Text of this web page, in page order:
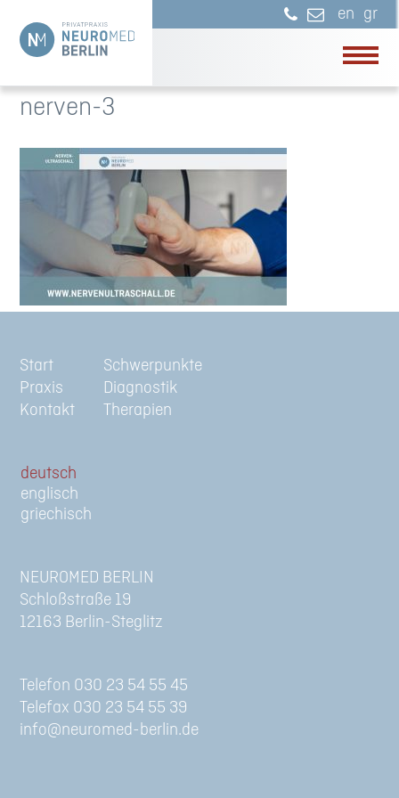
en gr
nerven-3
Start
Praxis
Kontakt
Schwerpunkte
Diagnostik
Therapien
de
en
gr
NEUROMED BERLIN
Schloßstraße 19
12163 Berlin-Steglitz
Telefon 030 23 54 55 45
Telefax 030 23 54 55 39
info@neuromed-berlin.de